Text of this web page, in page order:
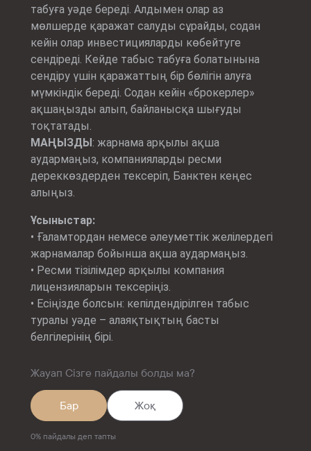
табуға уәде береді. Алдымен олар аз
мөлшерде қаражат салуды сұрайды, содан
кейін олар инвестицияларды көбейтуге
сендіреді. Кейде табыс табуға болатынына
сендіру үшін қаражаттың бір бөлігін алуға
мүмкіндік береді. Содан кейін «брокерлер»
ақшаңызды алып, байланысқа шығуды
тоқтатады.
МАҢЫЗДЫ: жарнама арқылы ақша
аудармаңыз, компанияларды ресми
дереккөздерден тексеріп, Банктен кеңес
алыңыз.
Ұсыныстар:
• Ғаламтордан немесе әлеуметтік желілердегі
жарнамалар бойынша ақша аудармаңыз.
• Ресми тізілімдер арқылы компания
лицензияларын тексеріңіз.
• Есіңізде болсын: кепілдендірілген табыс
туралы уәде – алаяқтықтың басты
белгілерінің бірі.
Жауап Сізге пайдалы болды ма?
Бар Жоқ
0% пайдалы деп тапты